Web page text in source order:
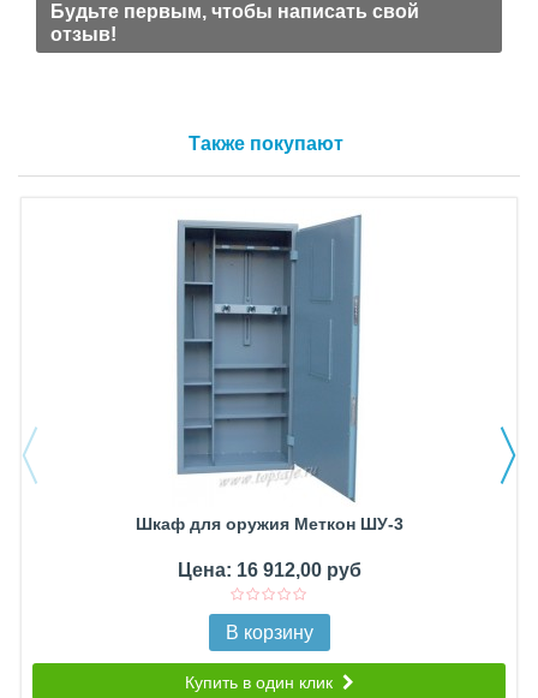
Будьте первым, чтобы написать свой
отзыв!
Также покупают
Шкаф для оружия Меткон ШУ-3
Цена: 16 912,00 руб
В корзину
Купить в один клик